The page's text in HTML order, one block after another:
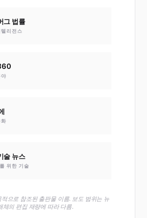
그 법률
리전스
술 뉴스
위한 기술
으로 참조된 출판물 이름. 보도 범위는 뉴
체의 편집 재량에 따라 다름.